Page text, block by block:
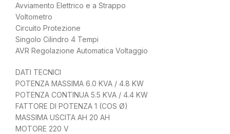
Avviamento Elettrico e a Strappo
Voltometro
Circuito Protezione
Singolo Cilindro 4 Tempi
AVR Regolazione Automatica Voltaggio
DATI TECNICI
POTENZA MASSIMA 6.0 KVA / 4.8 KW
POTENZA CONTINUA 5.5 KVA / 4.4 KW
FATTORE DI POTENZA 1 (COS Ø)
MASSIMA USCITA AH 20 AH
MOTORE 220 V